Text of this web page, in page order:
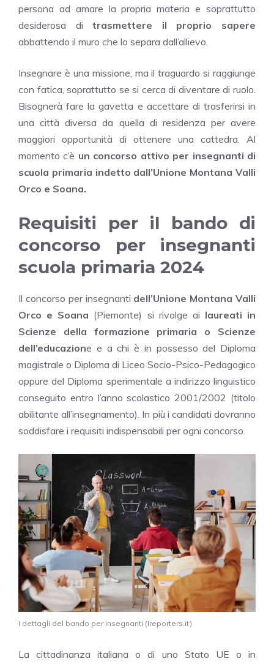
persona ad amare la propria materia e soprattutto
desiderosa di trasmettere il proprio sapere
abbattendo il muro che lo separa dall’allievo.
Insegnare è una missione, ma il traguardo si raggiunge
con fatica, soprattutto se si cerca di diventare di ruolo.
Bisognerà fare la gavetta e accettare di trasferirsi in
una città diversa da quella di residenza per avere
maggiori opportunità di ottenere una cattedra. Al
momento c’è un concorso attivo per insegnanti di
scuola primaria indetto dall’Unione Montana Valli
Orco e Soana.
Requisiti per il bando di
concorso per insegnanti
scuola primaria 2024
Il concorso per insegnanti dell’Unione Montana Valli
Orco e Soana (Piemonte) si rivolge ai laureati in
Scienze della formazione primaria o Scienze
dell’educazione e a chi è in possesso del Diploma
magistrale o Diploma di Liceo Socio-Psico-Pedagogico
oppure del Diploma sperimentale a indirizzo linguistico
conseguito entro l’anno scolastico 2001/2002 (titolo
abilitante all’insegnamento). In più i candidati dovranno
soddisfare i requisiti indispensabili per ogni concorso.
I dettagli del bando per insegnanti (Ireporters.it)
La cittadinanza italiana o di uno Stato UE o in